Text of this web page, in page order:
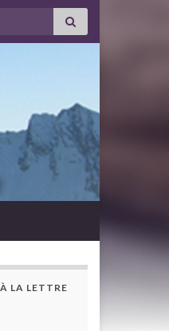
LA LETTRE